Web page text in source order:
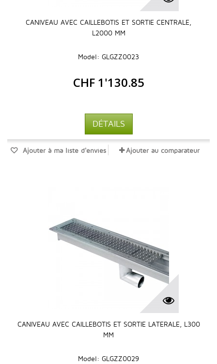
CANIVEAU AVEC CAILLEBOTIS ET SORTIE CENTRALE,
L2000 MM
Model: GLGZZ0023
CHF 1'130.85
DÉTAILS
Ajouter à ma liste d'envies Ajouter au comparateur
CANIVEAU AVEC CAILLEBOTIS ET SORTIE LATERALE, L300
MM
Model: GLGZZ0029